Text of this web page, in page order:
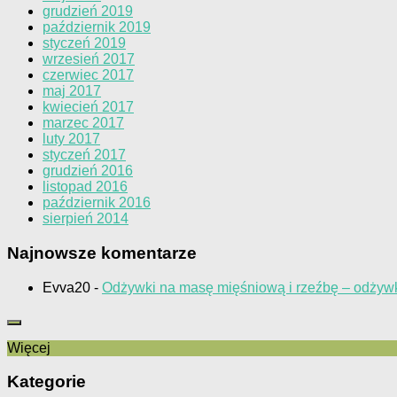
grudzień 2019
październik 2019
styczeń 2019
wrzesień 2017
czerwiec 2017
maj 2017
kwiecień 2017
marzec 2017
luty 2017
styczeń 2017
grudzień 2016
listopad 2016
październik 2016
sierpień 2014
Najnowsze komentarze
Evva20 - Odżywki na masę mięśniową i rzeźbę –
Więcej
Kategorie